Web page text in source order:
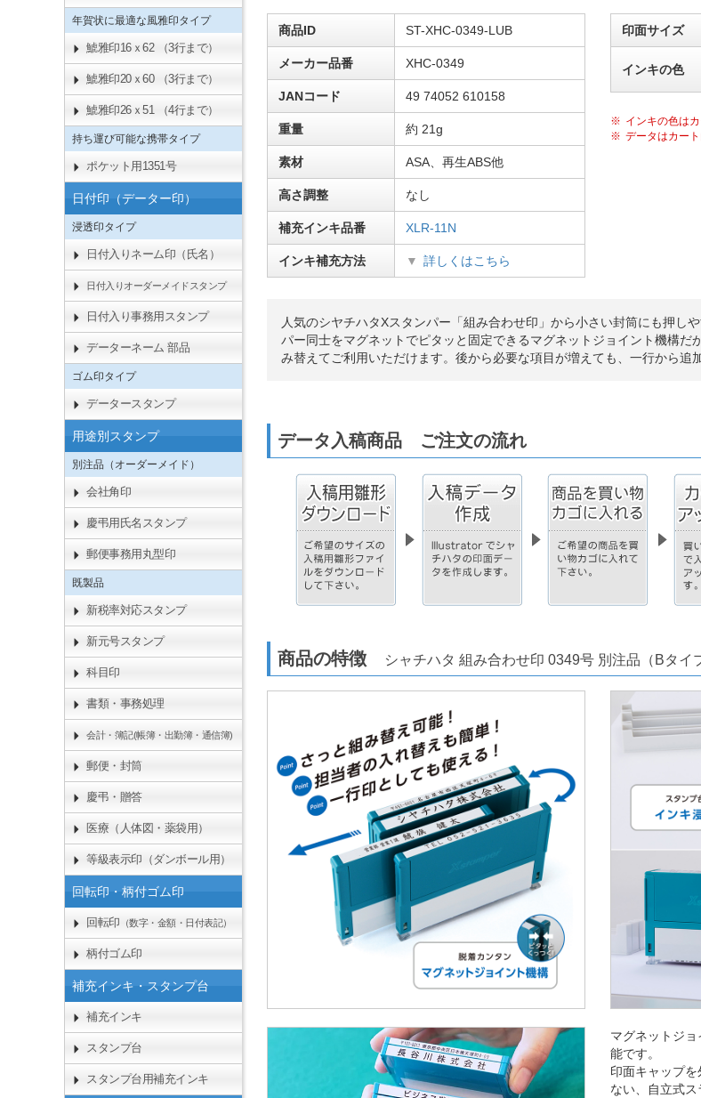
商品ID ST-XHC-0349-LUB
メーカー品番 XHC-0349
JANコード 49 74052 610158
重量 約 21g
素材 ASA、再生ABS他
高さ調整 なし
補充インキ品番 XLR-11N
インキ補充方法 詳しくはこちら
印面サイズ
インキの色
インキの色は
データはカー
人気のシヤチハタXスタンパー「組み合わせ印」から小さい封筒にも押し
パー同士をマグネットでピタッと固定できるマグネットジョイント機構だ
み替えてご利用いただけます。後から必要な項目が増えても、一行から追
データ入稿商品 ご注文の流れ
商品の特徴 シャチハタ 組み合わせ印 0349号 別注品（Bタイ
マグネットジ
能です。
印面キャップ
ない、自立式
年賀状に最適な風雅印タイプ
鯱雅印16ｘ62 （3行まで）
鯱雅印20ｘ60 （3行まで）
鯱雅印26ｘ51 （4行まで）
持ち運び可能な携帯タイプ
ポケット用1351号
日付印（データー印）
浸透印タイプ
日付入りネーム印（氏名）
日付入りオーダーメイドスタンプ
日付入り事務用スタンプ
データーネーム 部品
ゴム印タイプ
データースタンプ
用途別スタンプ
別注品（オーダーメイド）
会社角印
慶弔用氏名スタンプ
郵便事務用丸型印
既製品
新税率対応スタンプ
新元号スタンプ
科目印
書類・事務処理
会計・簿記(帳簿・出勤簿・通信簿)
郵便・封筒
慶弔・贈答
医療（人体図・薬袋用）
等級表示印（ダンボール用）
回転印・柄付ゴム印
回転印 （数字・金額・日付表記）
柄付ゴム印
補充インキ・スタンプ台
補充インキ
スタンプ台
スタンプ台用補充インキ